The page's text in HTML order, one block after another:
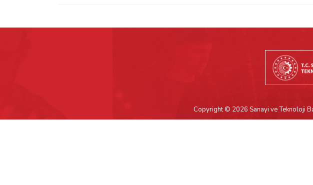
Copyright © 2026 Sanayi ve Teknoloji